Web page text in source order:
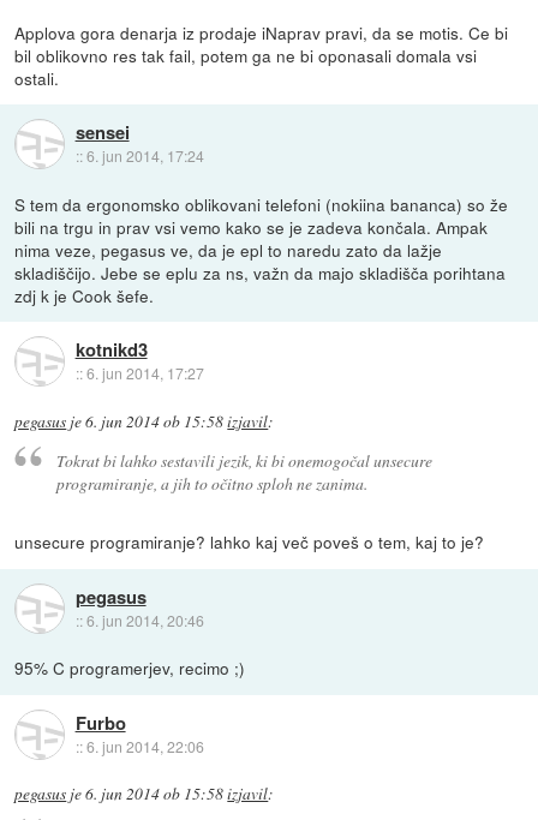
Applova gora denarja iz prodaje iNaprav pravi, da se motis. Ce bi
bil oblikovno res tak fail, potem ga ne bi oponasali domala vsi
ostali.
sensei
::6. jun 2014, 17:24
S tem da ergonomsko oblikovani telefoni (nokiina bananca) so že
bili na trgu in prav vsi vemo kako se je zadeva končala. Ampak
nima veze, pegasus ve, da je epl to naredu zato da lažje
skladiščijo. Jebe se eplu za ns, važn da majo skladišča porihtana
zdj k je Cook šefe.
kotnikd3
::6. jun 2014, 17:27
pegasus je6. jun 2014 ob 15:58izjavil:
Tokrat bi lahko sestavili jezik, ki bi onemogočal unsecure
programiranje, a jih to očitno sploh ne zanima.
unsecure programiranje? lahko kaj več poveš o tem, kaj to je?
pegasus
::6. jun 2014, 20:46
95% C programerjev, recimo ;)
Furbo
::6. jun 2014, 22:06
pegasus je6. jun 2014 ob 15:58izjavil: